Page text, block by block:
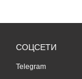
СОЦСЕТИ
Telegram